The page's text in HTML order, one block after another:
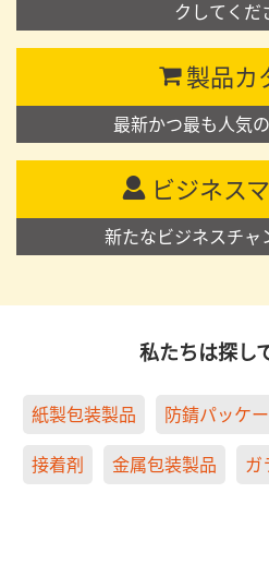
クしてくだ
製品カ
最新かつ最も人気
ビジネス
新たなビジネスチャ
私たちは探し
紙製包装製品 防錆パッケ
接着剤 金属包装製品 ガ